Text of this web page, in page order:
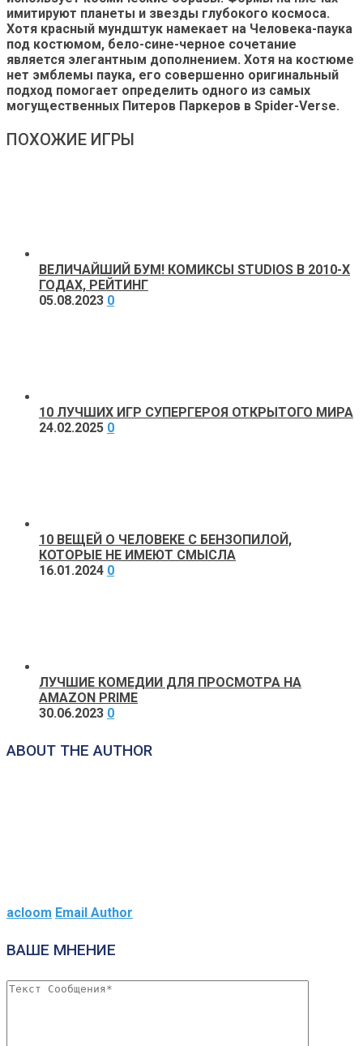
имитируют планеты и звезды глубокого космоса.
Хотя красный мундштук намекает на Человека-паука
под костюмом, бело-сине-черное сочетание
является элегантным дополнением. Хотя на костюме
нет эмблемы паука, его совершенно оригинальный
подход помогает определить одного из самых
могущественных Питеров Паркеров в Spider-Verse.
ПОХОЖИЕ ИГРЫ
ВЕЛИЧАЙШИЙ БУМ! КОМИКСЫ STUDIOS В 2010-Х
ГОДАХ, РЕЙТИНГ
05.08.2023 0
10 ЛУЧШИХ ИГР СУПЕРГЕРОЯ ОТКРЫТОГО МИРА
24.02.2025 0
10 ВЕЩЕЙ О ЧЕЛОВЕКЕ С БЕНЗОПИЛОЙ,
КОТОРЫЕ НЕ ИМЕЮТ СМЫСЛА
16.01.2024 0
ЛУЧШИЕ КОМЕДИИ ДЛЯ ПРОСМОТРА НА
AMAZON PRIME
30.06.2023 0
ABOUT THE AUTHOR
acloom Email Author
ВАШЕ МНЕНИЕ